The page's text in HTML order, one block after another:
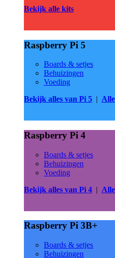
Bekijk alle kits
Raspberry Pi 5
Boards & setjes
Behuizingen
Voeding
Bekijk alles van Pi 5 |
Raspberry Pi 4
Boards & setjes
Behuizingen
Voeding
Bekijk alles van Pi 4 |
Raspberry Pi 3B+
Boards & setjes
Behuizingen